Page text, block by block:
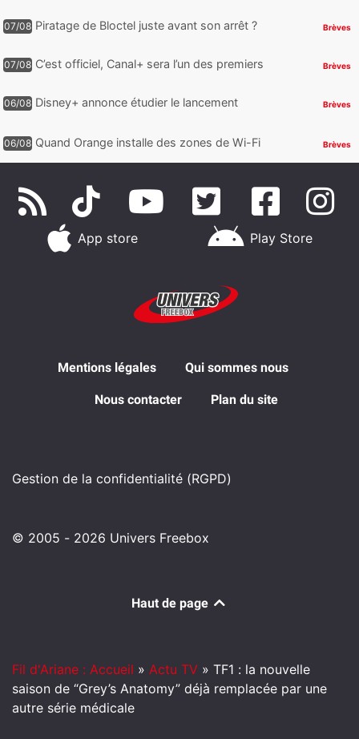
07/08 Piratage de Bloctel juste avant son arrêt ?
Brèves
07/08 C’est officiel, Canal+ sera l’un des premiers
Brèves
06/08 Disney+ annonce étudier le lancement
Brèves
06/08 Quand Orange installe des zones de Wi-Fi
Brèves
App store Play Store
Mentions légales Qui sommes nous
Nous contacter Plan du site
Gestion de la confidentialité (RGPD)
© 2005 - 2026 Univers Freebox
Haut de page
Fil d'Ariane : Accueil » Actu TV » TF1 : la nouvelle
saison de “Grey’s Anatomy” déjà remplacée par une
autre série médicale